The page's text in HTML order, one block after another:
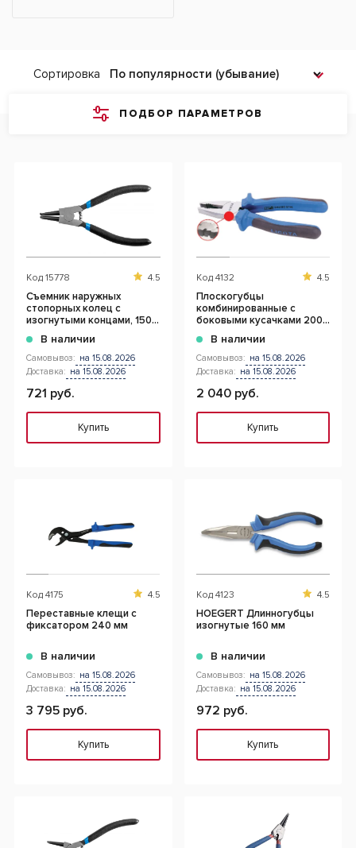
ПОДБОР ПАРАМЕТРОВ
Сортировка
Код 15778 4.5
Съемник наружных
стопорных колец с
изогнутыми концами, 150
В наличии
Самовывоз: на 15.08.2026
Доставка: на 15.08.2026
721 руб.
Купить
Код 4132 4.5
Плоскогубцы
комбинированные с
боковыми кусачками 200
В наличии
Самовывоз: на 15.08.2026
Доставка: на 15.08.2026
2 040 руб.
Купить
Код 4175 4.5
Переставные клещи с
фиксатором 240 мм
В наличии
Самовывоз: на 15.08.2026
Доставка: на 15.08.2026
3 795 руб.
Купить
Код 4123 4.5
HOEGERT Длинногубцы
изогнутые 160 мм
В наличии
Самовывоз: на 15.08.2026
Доставка: на 15.08.2026
972 руб.
Купить